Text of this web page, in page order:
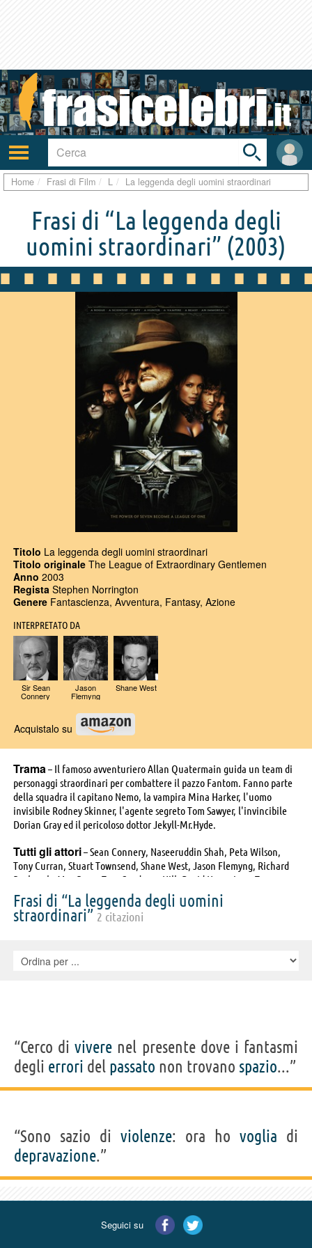
Attiva/disattiva
navigazione
User
area
Toggle
search
bar
Home Frasi di Film L La leggenda degli uomini straordinari
Frasi di “La leggenda degli
uomini straordinari” (2003)
Titolo La leggenda degli uomini straordinari
Titolo originale The League of Extraordinary Gentlemen
Anno 2003
Regista Stephen Norrington
Genere Fantascienza, Avventura, Fantasy, Azione
INTERPRETATO DA
Sir Sean
Connery
Jason
Flemyng
Shane West
Acquistalo su
Trama – Il famoso avventuriero Allan Quatermain guida un team di
personaggi straordinari per combattere il pazzo Fantom. Fanno parte
della squadra il capitano Nemo, la vampira Mina Harker, l'uomo
invisibile Rodney Skinner, l'agente segreto Tom Sawyer, l'invincibile
Dorian Gray ed il pericoloso dottor Jekyll-Mr.Hyde.
Tutti gli attori– Sean Connery, Naseeruddin Shah, Peta Wilson,
Tony Curran, Stuart Townsend, Shane West, Jason Flemyng, Richard
Roxburgh, Max Ryan, Tom Goodman-Hill, David Hemmings, Terry
O'Neill, Rudolf Pellar, Robert Willox, Robert Orr, Michael McGuffie,
Joel Kirby, Marek Vasut, Ewart James Walters, Michal Grün, Robert
Vahey, Sylvester Morand, Mariano Titanti, Huggy Leaver, Pavel
Brown, Aftab Sachak, Guy Singh, Harmage Singh Kalirai, Brian Caspe,
Frasi di “La leggenda degli uomini
straordinari” 2 citazioni
“Cerco divivere nel presente dove i fantasmi
degli errori del passato non trovano spazio...”
“Sono sazio di violenze: ora ho voglia di
depravazione.”
Seguici su